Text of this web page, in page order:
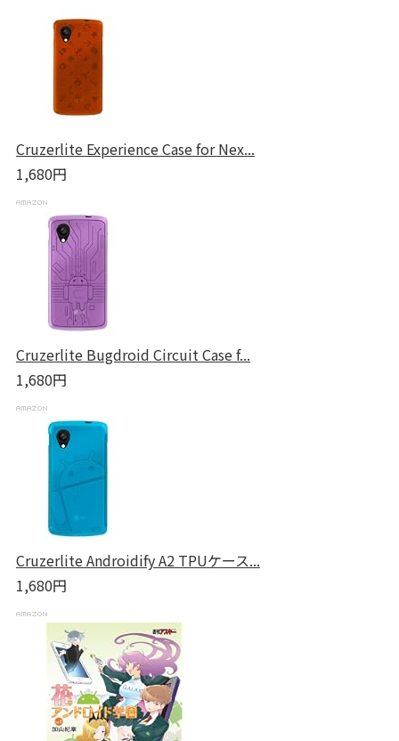
Cruzerlite Experience Case for Nex...
1,680円
Cruzerlite Bugdroid Circuit Case f...
1,680円
Cruzerlite Androidify A2 TPUケース...
1,680円